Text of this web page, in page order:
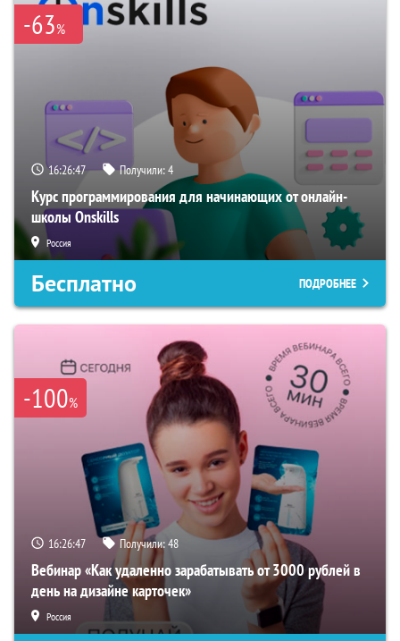
-63%
16:26:46 Получили:4
Курс программирования для начинающих от онлайн-
школы Onskills
Россия
Бесплатно ПОДРОБНЕЕ
-100%
16:26:46 Получили:48
Вебинар «Как удаленно зарабатывать от 3000 рублей в
день на дизайне карточек»
Россия